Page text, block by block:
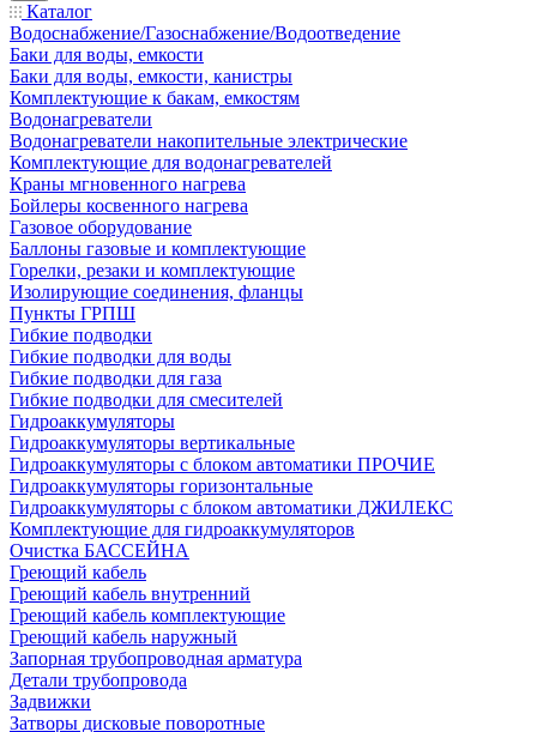
Каталог
Водоснабжение/Газоснабжение/Водоотведение
Баки для воды, емкости
Баки для воды, емкости, канистры
Комплектующие к бакам, емкостям
Водонагреватели
Водонагреватели накопительные электрические
Комплектующие для водонагревателей
Краны мгновенного нагрева
Бойлеры косвенного нагрева
Газовое оборудование
Баллоны газовые и комплектующие
Горелки, резаки и комплектующие
Изолирующие соединения, фланцы
Пункты ГРПШ
Гибкие подводки
Гибкие подводки для воды
Гибкие подводки для газа
Гибкие подводки для смесителей
Гидроаккумуляторы
Гидроаккумуляторы вертикальные
Гидроаккумуляторы с блоком автоматики ПРОЧИЕ
Гидроаккумуляторы горизонтальные
Гидроаккумуляторы с блоком автоматики ДЖИЛЕКС
Комплектующие для гидроаккумуляторов
Очистка БАССЕЙНА
Греющий кабель
Греющий кабель внутренний
Греющий кабель комплектующие
Греющий кабель наружный
Запорная трубопроводная арматура
Детали трубопровода
Задвижки
Затворы дисковые поворотные